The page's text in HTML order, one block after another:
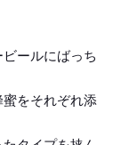
ールにばっち
をそれぞれ添